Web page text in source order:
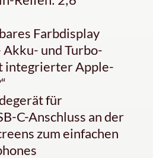
Farbdisplay
und Turbo-
integrierter Apple-
für
C-Anschluss an der
zum einfachen